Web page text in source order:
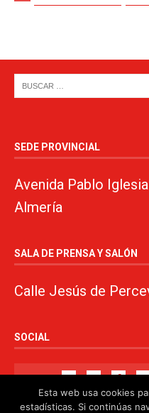
SEDE PROVINCIAL
Avenida Pablo
Almería
SALA DE PRENSA Y SALÓN
Calle Jesús de
SOCIAL
Esta web usa cookies
estadísticas. Si continúas